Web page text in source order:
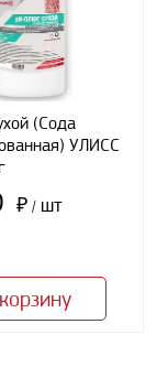
(Сода
УЛИСС
₽ / шт